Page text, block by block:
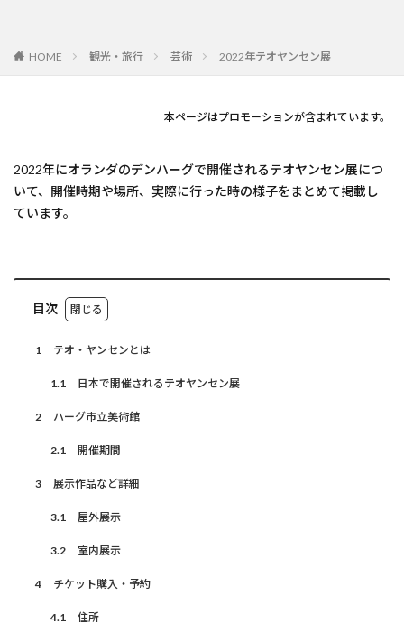
HOME 観光・旅行 芸術 2022年テオヤンセン展
本ページはプロモーションが含まれています。
2022年にオランダのデンハーグで開催されるテオヤンセン展につ
いて、開催時期や場所、実際に行った時の様子をまとめて掲載し
ています。
目次
1 テオ・ヤンセンとは
1.1 日本で開催されるテオヤンセン展
2 ハーグ市立美術館
2.1 開催期間
3 展示作品など詳細
3.1 屋外展示
3.2 室内展示
4 チケット購入・予約
4.1 住所